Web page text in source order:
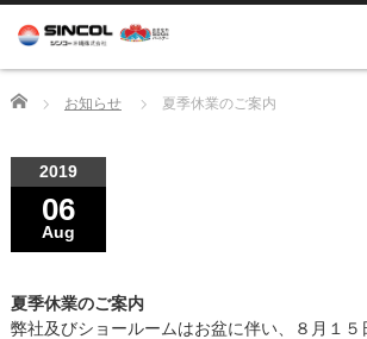
Home お知らせ 夏季休業のご案内
2019
06
Aug
夏季休業のご案内
弊社及びショールームはお盆に伴い、８月１５